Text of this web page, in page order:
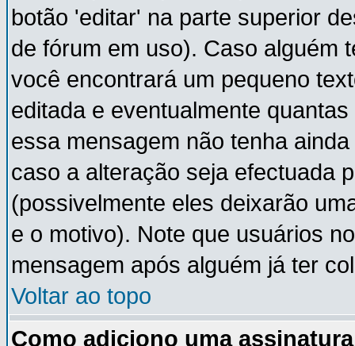
botão 'editar' na parte superior
de fórum em uso). Caso alguém
você encontrará um pequeno
editada e eventualmente
essa mensagem não tenha
caso a alteração seja efectuada
(possivelmente eles deixarão
e o motivo). Note que usuários
mensagem após alguém já ter
Voltar ao topo
Como adiciono uma